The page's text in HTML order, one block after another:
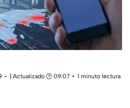
| Actualizado 🕑 09:07
1 minuto lectura